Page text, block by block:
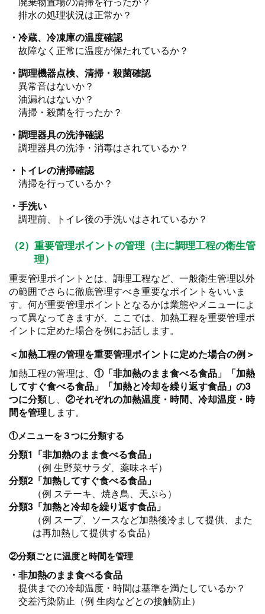
排水の処理状況は正常か？
・冷蔵、冷凍庫の温度確認
故障なく正常に温度が保たれているか？
・調理機器点検、清掃・殺菌確認
異常音はないか？
油漏れはないか？
清掃・殺菌を行ったか？
・調理器具の洗浄確認
調理器具の洗浄・消毒はされているか？
・トイレの清掃確認
清掃を行っているか？
・手洗い
調理前、トイレ後の手洗いはされているか？
（2）重要管理ポイントの管理（主に調理工程の衛生管
理）
重要管理ポイントとは、調理工程など、一般衛生管理以外
の範囲でさらに徹底管理すべき重要なポイントをいいま
す。何が重要管理ポイントとなるかは業態やメニューによ
って異なってきますが、ここでは、加熱工程を重要管理ポ
イントに定めた場合を例にお話します。
＜加熱工程の管理を重要管理ポイントに定めた場合の例＞
加熱工程の管理は、 ①「非加熱のまま食べる食品」「加熱
してすぐ食べる食品」「加熱と冷却を繰り返す食品」の3
つに分類し、 ②それぞれの加熱温度・時間、冷却温度・時
間を管理します。
①メニューを３つに分類する
分類1「非加熱のまま食べる食品」
（例 生野菜サラダ、薬味ネギ）
分類2「加熱してすぐ食べる食品」
（例 ステーキ、焼き鳥、天ぷら）
分類3「加熱と冷却を繰り返す食品」
（例 スープ、ソースなど加熱後冷まして提供、また
は再加熱して提供する食品）
②分類ごとに温度と時間を管理
・非加熱のまま食べる食品
提供までの冷却温度・時間は基準を満たしているか？
交差汚染防止（例 生肉などとの接触防止）